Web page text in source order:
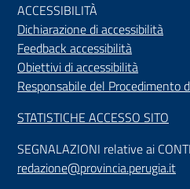
ACCESSIBILITÀ
Dichiarazione di accessibilità
Feedback accessibilità
Obiettivi di accessibilità
Responsabile del Procedimento
STATISTICHE ACCESSO SITO
SEGNALAZIONI relative ai
redazione@provincia.perugia.it